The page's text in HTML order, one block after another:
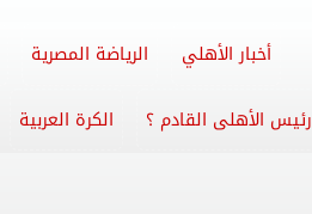
أخبار الأهلي الرياضة المصرية
رئيس الأهلى القادم ؟ الكرة العربية